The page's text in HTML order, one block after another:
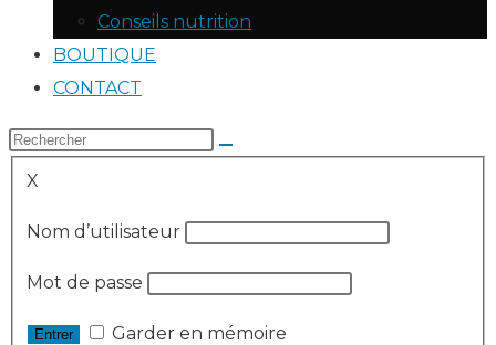
Conseils nutrition
BOUTIQUE
CONTACT
X
Nom d’utilisateur
Mot de passe
Garder en mémoire